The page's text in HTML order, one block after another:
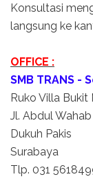
Konsultasi
langsung ke
OFFICE :
SMB TRANS -
Ruko Villa Bukit
Jl. Abdul
Dukuh Pakis
Surabaya
Tlp. 031